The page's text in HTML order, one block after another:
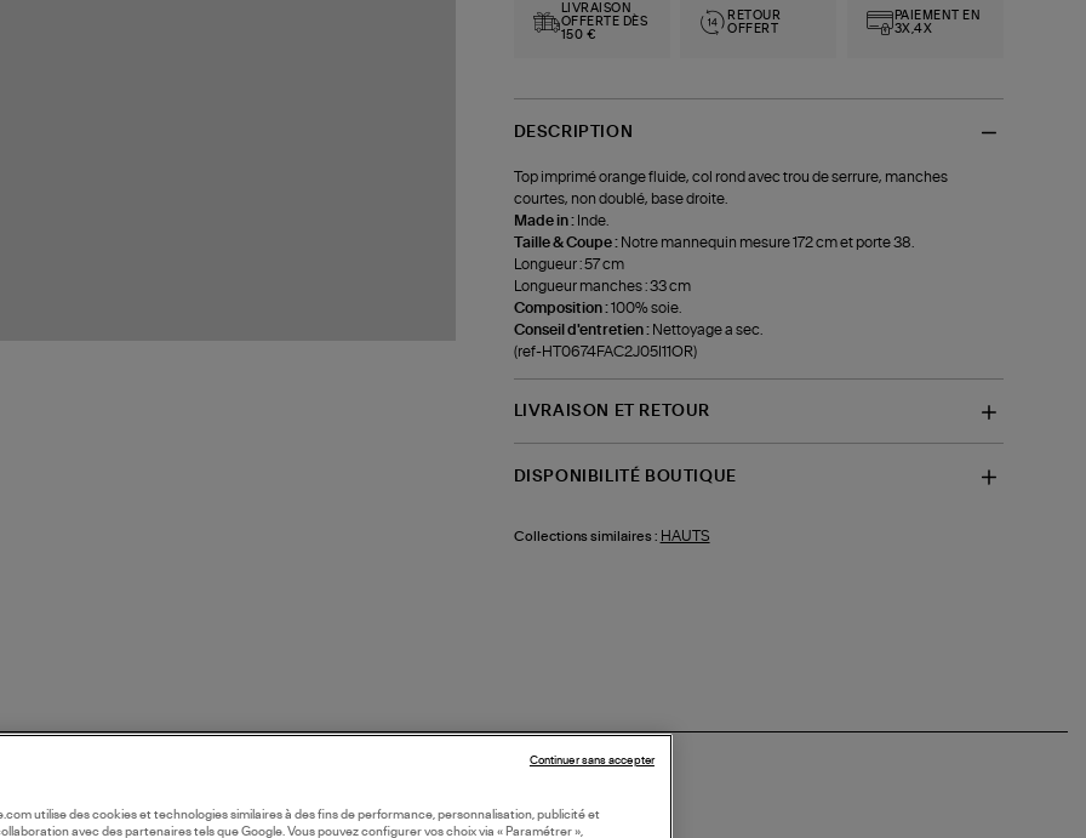
LIVRAISON
OFFERTE DÈS
150 €
RETOUR
OFFERT
PAIEMENT EN
3X,4X
DESCRIPTION
Top imprimé orange fluide, col rond avec trou de serrure, manches
courtes, non doublé, base droite.
Made in : Inde.
Taille & Coupe : Notre mannequin mesure 172 cm et porte 38.
Longueur : 57 cm
Longueur manches : 33 cm
Composition :100% soie.
Conseil d'entretien : Nettoyage a sec.
(ref-HT0674FAC2J05I11OR)
LIVRAISON ET RETOUR
DISPONIBILITÉ BOUTIQUE
Collections similaires : HAUTS
utilise des cookies et technologies similaires à des fins de performance, personnalisation, publicité et
avec des partenaires tels que Google. Vous pouvez configurer vos choix via « Paramétrer »,
Continuer sans accepter